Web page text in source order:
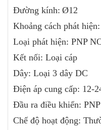
Đường kính: Ø12
Khoảng cách phát hiện:
Loại phát hiện: PNP
Kết nối: Loại cáp
Dây: Loại 3 dây DC
Điện áp cung cấp: 12-
Đầu ra điều khiển:
Chếđộ hoạt động: